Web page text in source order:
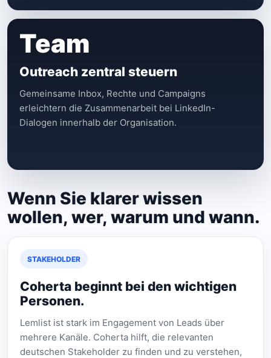
Team
Outreach zentral steuern
Gemeinsame Inbox, Rechte und Campaigns
erleichtern die Zusammenarbeit bei LinkedIn-
Dialogen innerhalb der Organisation.
Wenn Sie klarer wissen
wollen, wer, warum und wann.
STAKEHOLDER
Coherta beginnt bei den wichtigen
Personen.
Lemlist ist stark im Engagement von Leads über
mehrere Kanäle. Coherta hilft, die relevanten
deutschen Stakeholder zu finden und zu verstehen,